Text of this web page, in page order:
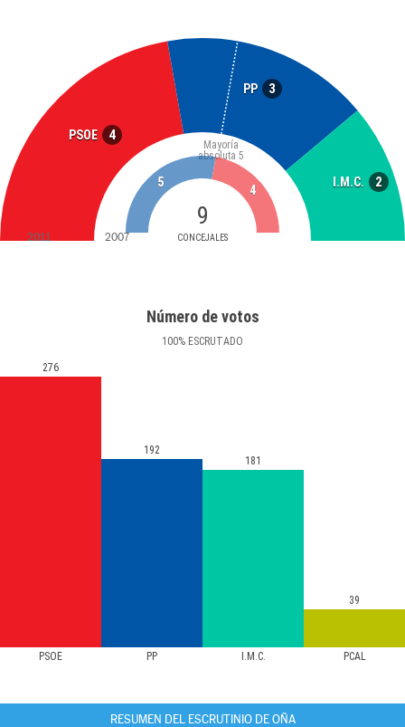
PSOE 4
PP 3
I.M.C. 2
9
CONCEJALES
Mayoría
absoluta 5
5
4
2011 2007
Número de votos
100% ESCRUTADO
PSOE PP I.M.C. PCAL
276
192
181
39
RESUMEN DEL ESCRUTINIO DE OÑA